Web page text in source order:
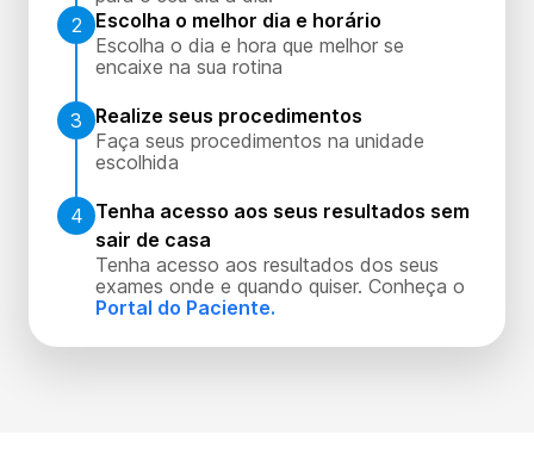
2
Escolha o melhor dia e horário
Escolha o dia e hora que melhor se
encaixe na sua rotina
3
Realize seus procedimentos
Faça seus procedimentos na unidade
escolhida
4 Tenha acesso aos seus resultados sem
sair de casa
Tenha acesso aos resultados dos seus
exames onde e quando quiser. Conheça o
Portal do Paciente.